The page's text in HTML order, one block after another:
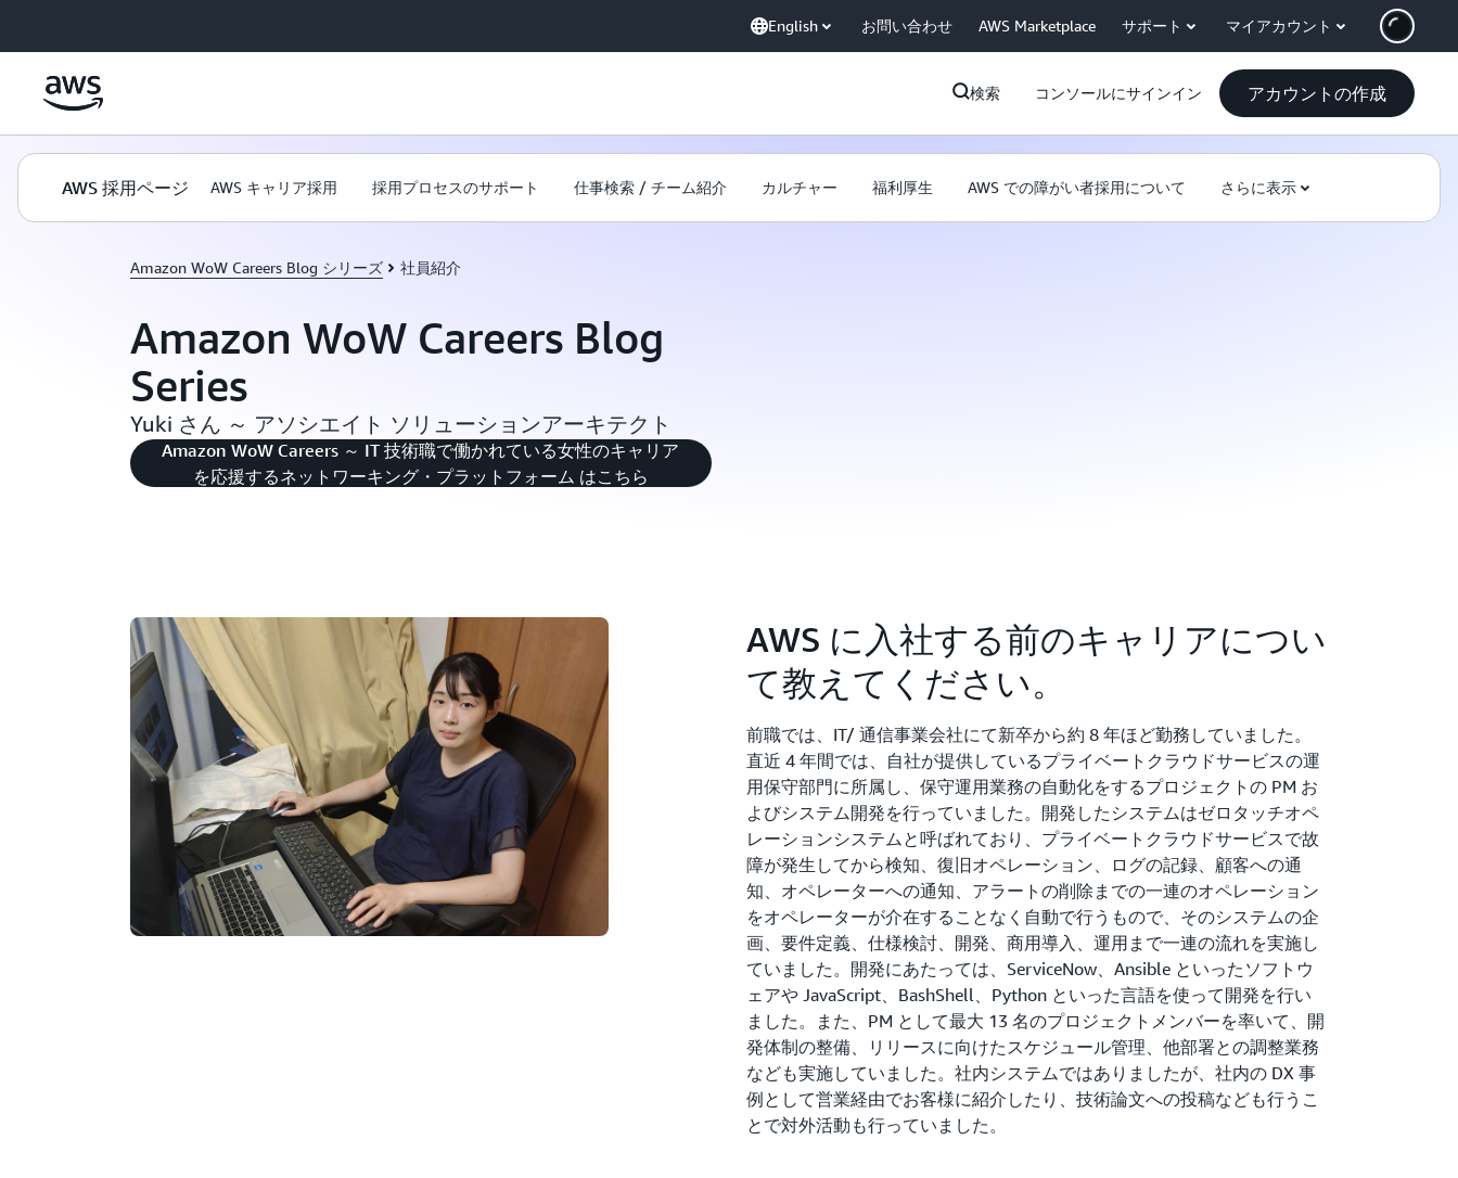
English お問い合わせ AWS Marketplace サポート マイアカウント
検索 コンソールにサインイン アカウントの作成
AWS 採用ページ AWS キャリア採用 採用プロセスのサポート 仕事検索 / チーム紹介 カルチャー 福利厚生 AWS での障がい者採用について さらに表示
Amazon WoW Careers Blog シリーズ 社員紹介
Amazon WoW Careers Blog
Series
Yuki さん ～ アソシエイト ソリューションアーキテクト
Amazon WoW Careers ～ IT 技術職で働かれている女性のキャリア
を応援するネットワーキング・プラットフォーム はこちら
AWS に入社する前のキャリアについ
て教えてください。
前職では、IT/ 通信事業会社にて新卒から約 8 年ほど勤務していました。
直近 4 年間では、自社が提供しているプライベートクラウドサービスの運
用保守部門に所属し、保守運用業務の自動化をするプロジェクトの PM お
よびシステム開発を行っていました。開発したシステムはゼロタッチオペ
レーションシステムと呼ばれており、プライベートクラウドサービスで故
障が発生してから検知、復旧オペレーション、ログの記録、顧客への通
知、オペレーターへの通知、アラートの削除までの一連のオペレーション
をオペレーターが介在することなく自動で行うもので、そのシステムの企
画、要件定義、仕様検討、開発、商用導入、運用まで一連の流れを実施し
ていました。開発にあたっては、ServiceNow、Ansible といったソフトウ
ェアや JavaScript、BashShell、Python といった言語を使って開発を行い
ました。また、PM として最大 13 名のプロジェクトメンバーを率いて、開
発体制の整備、リリースに向けたスケジュール管理、他部署との調整業務
なども実施していました。社内システムではありましたが、社内の DX 事
例として営業経由でお客様に紹介したり、技術論文への投稿なども行うこ
とで対外活動も行っていました。